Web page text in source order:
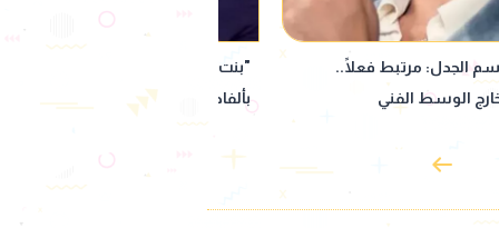
حمو بيكا يثير الجدل
المسرح
رامي وحيد لـ كرافان: مشاركتي في
"عالم كليرمونت" الأمريكي مختلفة وتم